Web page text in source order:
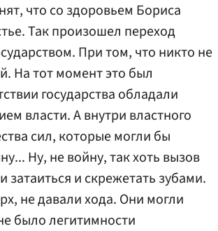
что со здоровьем Бориса
Так произошел переход
При том, что никто не
На тот момент это был
государства обладали
власти. А внутри властного
сил, которые могли бы
Ну, не войну, так хоть вызов
и скрежетать зубами.
не давали хода. Они могли
было легитимности